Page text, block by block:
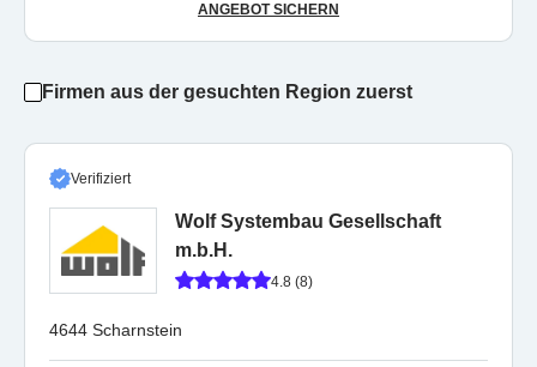
ANGEBOT SICHERN
Firmen aus der gesuchten Region zuerst
Verifiziert
Wolf Systembau Gesellschaft
m.b.H.
4.8 (8)
4644 Scharnstein